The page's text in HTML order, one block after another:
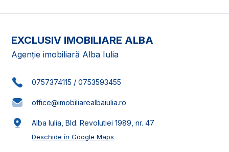
EXCLUSIV IMOBILIARE ALBA
Agenție imobiliară Alba Iulia
0757374115 / 0753593455
office@imobiliarealbaiulia.ro
Alba Iulia, Bld. Revolutiei 1989, nr. 47
Deschide în Google Maps